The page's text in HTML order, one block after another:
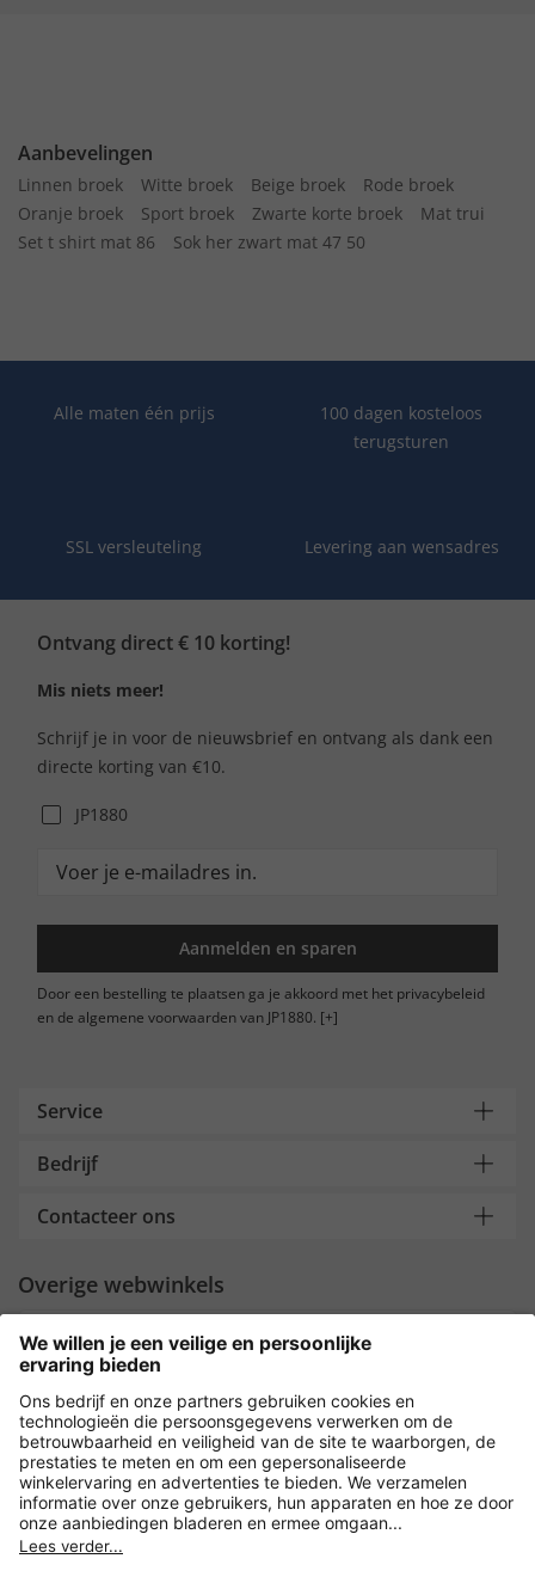
Aanbevelingen
Linnen broek Witte broek Beige broek
Rode broek
Oranje broek
Sport broek Zwarte korte broek
Mat trui
Set t shirt mat 86
Sok her zwart mat 47 50
Alle maten één prijs
100 dagen kosteloos
terugsturen
SSL versleuteling Levering aan wensadres
Ontvang direct € 10 korting!
Mis niets meer!
Schrijf je in voor de nieuwsbrief en ontvang als dank een
directe korting van €10.
JP1880
Aanmelden en sparen
Door een bestelling te plaatsen ga je akkoord met het privacybeleid
en de algemene voorwaarden van JP1880. [+]
Service
Bedrijf
Contacteer ons
Overige webwinkels
Nederland
Payment and Delivery
Versleuteling met